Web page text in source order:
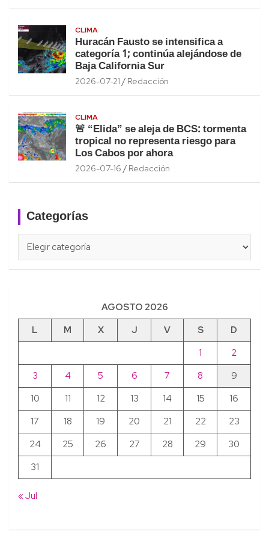
CLIMA
Huracán Fausto se intensifica a
categoría 1; continúa alejándose de
Baja California Sur
2026-07-21 Redacción
CLIMA
🚨 “Elida” se aleja de BCS: tormenta
tropical no representa riesgo para
Los Cabos por ahora
2026-07-16 Redacción
Categorías
AGOSTO 2026
L
M X J V S
D
1
2
3
4 5 6 7 8
9
10
11 12 13 14 15
16
17
18 19 20 21 22
23
24
25 26 27 28 29
30
31
« Jul